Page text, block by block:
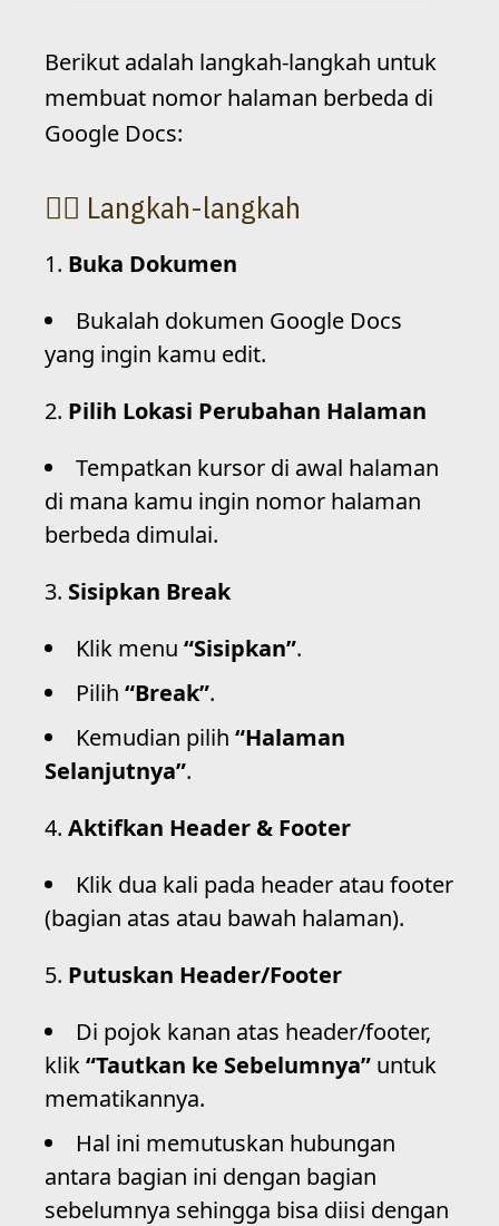
Berikut adalah langkah-langkah untuk
membuat nomor halaman berbeda di
Google Docs:
Langkah-langkah
Buka Dokumen
Bukalah dokumen Google Docs
yang ingin kamu edit.
Pilih Lokasi Perubahan Halaman
Tempatkan kursor di awal halaman
di mana kamu ingin nomor halaman
berbeda dimulai.
Sisipkan Break
Klik menu “Sisipkan”.
Pilih “Break”.
Kemudian pilih “Halaman
Selanjutnya”.
Aktifkan Header & Footer
Klik dua kali pada header atau footer
(bagian atas atau bawah halaman).
Putuskan Header/Footer
Di pojok kanan atas header/footer,
klik“Tautkan ke Sebelumnya” untuk
mematikannya.
Hal ini memutuskan hubungan
antara bagian ini dengan bagian
sebelumnya sehingga bisa diisi dengan